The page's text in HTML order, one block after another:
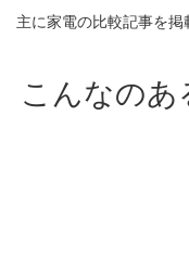
主に家電の比較記事を掲
こんなのあ